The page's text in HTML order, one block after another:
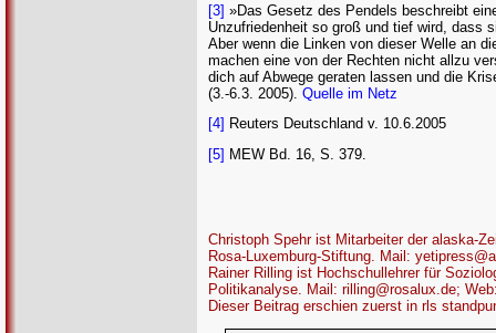
[3] »Das Gesetz des Pendels beschreibt
Unzufriedenheit so groß und tief wird, dass
Aber wenn die Linken von dieser Welle an
machen eine von der Rechten nicht allzu
dich auf Abwege geraten lassen und die
(3.-6.3. 2005). Quelle im Netz
[4] Reuters Deutschland v. 10.6.2005
[5] MEW Bd. 16, S. 379.
Christoph Spehr ist Mitarbeiter der alaska-
Rosa-Luxemburg-Stiftung. Mail:
Rainer Rilling ist Hochschullehrer für
Politikanalyse. Mail: rilling@rosalux.de;
Dieser Beitrag erschien zuerst in rls